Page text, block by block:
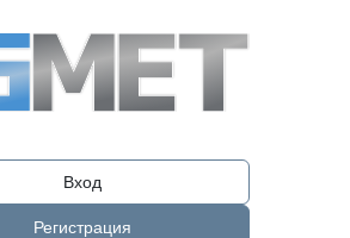
Вход
Регистрация